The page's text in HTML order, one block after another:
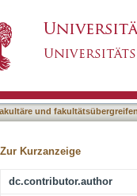
und
Zur Kurzanzeige
dc.contributor.author